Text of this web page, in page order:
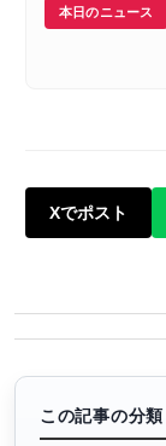
本日のニュース
Xでポスト
この記事の分類